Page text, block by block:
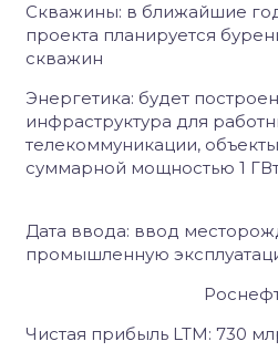
Скважины: в ближайшие
проекта планируется
скважин
Энергетика: будет
инфраструктура для
телекоммуникации,
суммарной мощностью 1
Дата ввода: ввод
промышленную
Чистая прибыль LTM: 730